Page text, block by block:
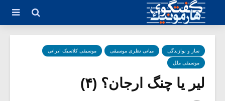
ساز و نوازندگی مبانی نظری موسیقی موسیقی کلاسیک ایرانی
موسیقی ملل
لیر یا چنگ ارجان؟ (۴)